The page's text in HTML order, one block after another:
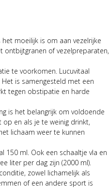
moeilijk is om aan vezelrijke
ontbijtgranen of vezelpreparaten,
te voorkomen. Lucuvitaal
is samengesteld met een
tegen obstipatie en harde
is het belangrijk om voldoende
en als je te weinig drinkt,
lichaam weer te kunnen
150 ml. Ook een schaaltje vla en
liter per dag zijn (2000 ml).
zowel lichamelijk als
of een andere sport is